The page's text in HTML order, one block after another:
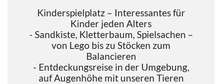
Kinderspielplatz – Interessantes für
Kinder jeden Alters
- Sandkiste, Kletterbaum, Spielsachen –
von Lego bis zu Stöcken zum
Balancieren
- Entdeckungsreise in der Umgebung,
auf Augenhöhe mit unseren Tieren